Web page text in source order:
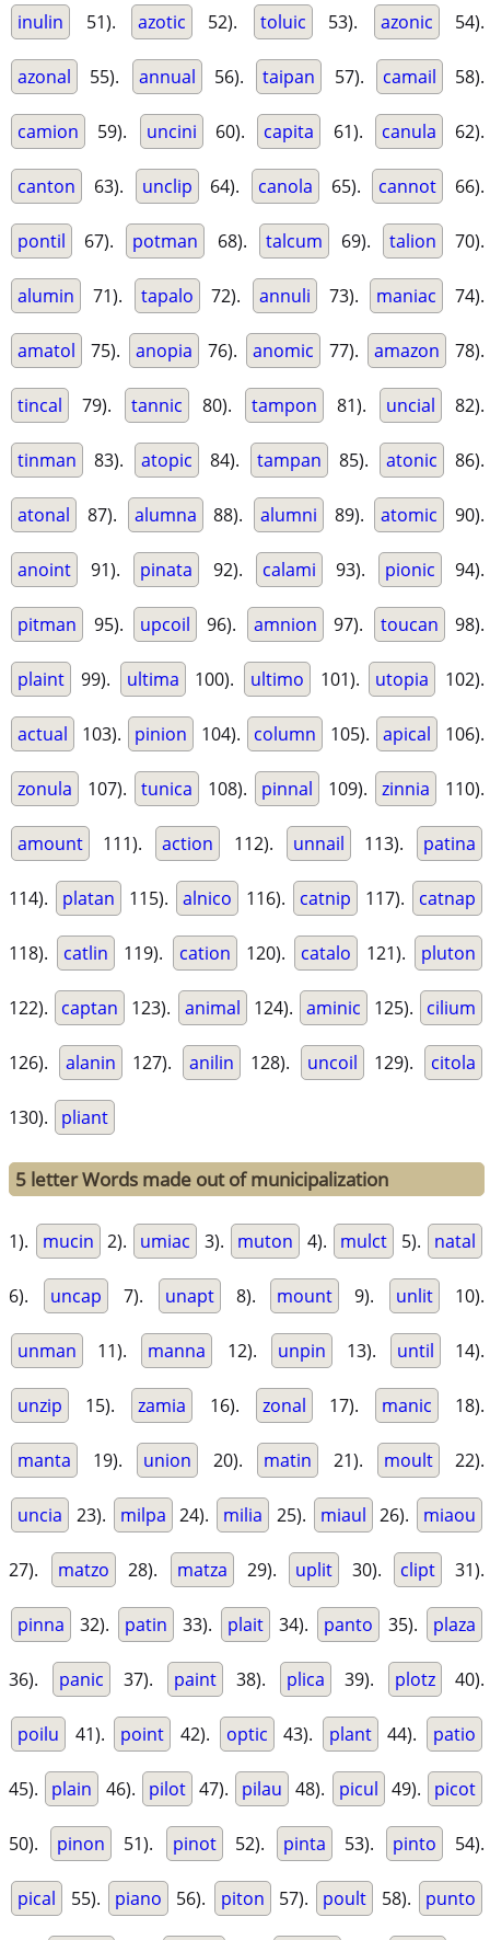
inulin 51). azotic 52). toluic 53). azonic 54).
azonal 55). annual 56). taipan 57). camail 58).
camion 59). uncini 60). capita 61). canula 62).
canton 63). unclip 64). canola 65). cannot 66).
pontil 67). potman 68). talcum 69). talion 70).
alumin 71). tapalo 72). annuli 73). maniac 74).
amatol 75). anopia 76). anomic 77). amazon 78).
tincal 79). tannic 80). tampon 81). uncial 82).
tinman 83). atopic 84). tampan 85). atonic 86).
atonal 87). alumna 88). alumni 89). atomic 90).
anoint 91). pinata 92). calami 93). pionic 94).
pitman 95). upcoil 96). amnion 97). toucan 98).
plaint 99). ultima 100). ultimo 101). utopia 102).
actual 103). pinion 104). column 105). apical 106).
zonula 107). tunica 108). pinnal 109). zinnia 110).
amount 111). action 112). unnail 113). patina
114). platan 115). alnico 116). catnip 117). catnap
118). catlin 119). cation 120). catalo 121). pluton
122). captan 123). animal 124). aminic 125). cilium
126). alanin 127). anilin 128). uncoil 129). citola
130). pliant
5 letter Words made out of municipalization
1). mucin 2). umiac 3). muton 4). mulct 5). natal
6). uncap 7). unapt 8). mount 9). unlit 10).
unman 11). manna 12). unpin 13). until 14).
unzip 15). zamia 16). zonal 17). manic 18).
manta 19). union 20). matin 21). moult 22).
uncia 23). milpa 24). milia 25). miaul 26). miaou
27). matzo 28). matza 29). uplit 30). clipt 31).
pinna 32). patin 33). plait 34). panto 35). plaza
36). panic 37). paint 38). plica 39). plotz 40).
poilu 41). point 42). optic 43). plant 44). patio
45). plain 46). pilot 47). pilau 48). picul 49). picot
50). pinon 51). pinot 52). pinta 53). pinto 54).
pical 55). piano 56). piton 57). poult 58). punto